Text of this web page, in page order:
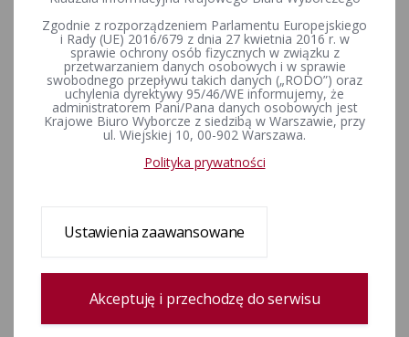
września 2004 r. o
postanowieniu Prezydenta
Rzeczypospolitej Polskiej w
sprawie zarządzenia wyborów
uzupełniających do Senatu
ZAŁĄCZNIKI
2004 r. o postanowieniu Prezydenta Rzeczypospolitej Polskiej w
sprawie zarządzenia wyborów uzupełniających do Senatu
Rzeczypospolitej Polskiej]
Zgodnie z rozporządzeniem Parlamentu Europejskiego
i Rady (UE) 2016/679 z dnia 27 kwietnia 2016 r. w
sprawie ochrony osób fizycznych w związku z
przetwarzaniem danych osobowych i w sprawie
swobodnego przepływu takich danych („RODO”) oraz
uchylenia dyrektywy 95/46/WE informujemy, że
administratorem Pani/Pana danych osobowych jest
Krajowe Biuro Wyborcze z siedzibą w Warszawie, przy
ul. Wiejskiej 10, 00-902 Warszawa.
Polityka prywatności
Ustawienia zaawansowane
Akceptuję i przechodzę do serwisu